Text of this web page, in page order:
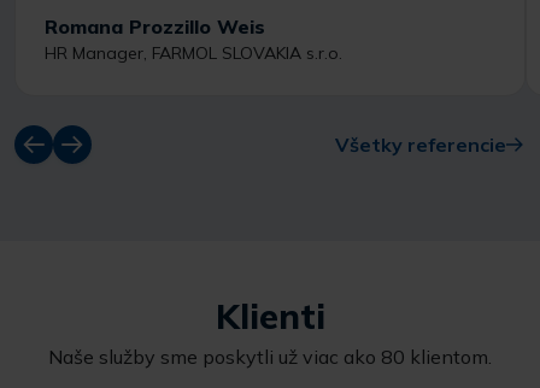
Romana Prozzillo Weis
HR Manager, FARMOL SLOVAKIA s.r.o.
Všetky referencie
Klienti
Naše služby sme poskytli už viac ako 80 klientom.